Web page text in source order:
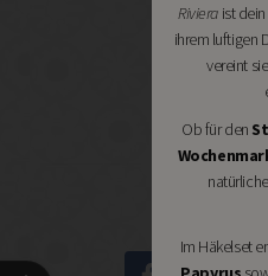
Rivieraist dein
ihrem luftigen
vereint
Ob für den
Im Häkelset